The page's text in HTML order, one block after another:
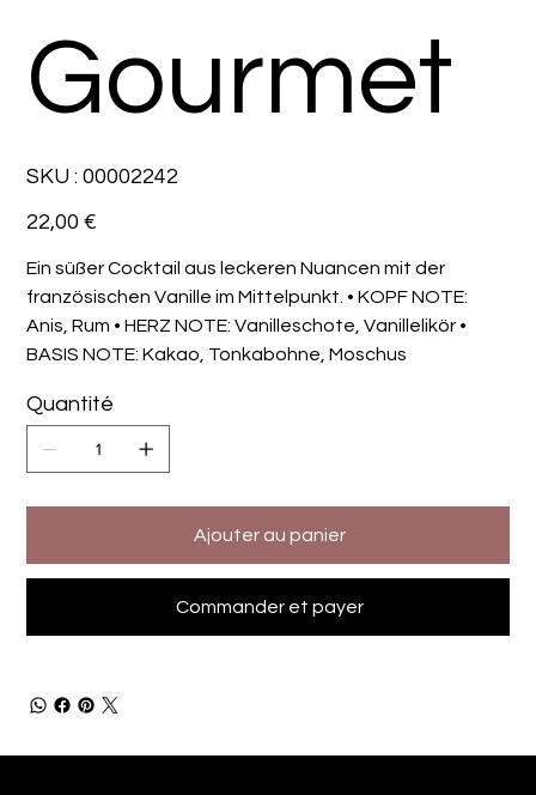
Gourmet
SKU : SKU
00002242
00002242
Prix
22,00 €
Ein süßer Cocktail aus leckeren Nuancen mit der
französischen Vanille im Mittelpunkt. • KOPF NOTE:
Anis, Rum • HERZ NOTE: Vanilleschote, Vanillelikör •
BASIS NOTE: Kakao, Tonkabohne, Moschus
Quantité
Ajouter au panier
Commander et payer